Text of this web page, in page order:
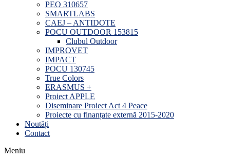
PEO 310657
SMARTLABS
CAEJ – ANTIDOTE
POCU OUTDOOR 153815
Clubul Outdoor
IMPROVET
IMPACT
POCU 130745
True Colors
ERASMUS +
Proiect APPLE
Diseminare Proiect Act 4 Peace
Proiecte cu finanțate externă 2015-2020
Noutăți
Contact
Meniu